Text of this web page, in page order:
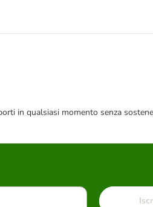
in qualsiasi momento senza